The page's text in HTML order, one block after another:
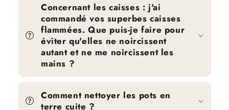
Concernant les caisses : j'ai
commandé vos superbes caisses
flammées. Que puis-je faire pour
éviter qu'elles ne noircissent
autant et ne me noircissent les
mains ?
Comment nettoyer les pots en
terre cuite ?